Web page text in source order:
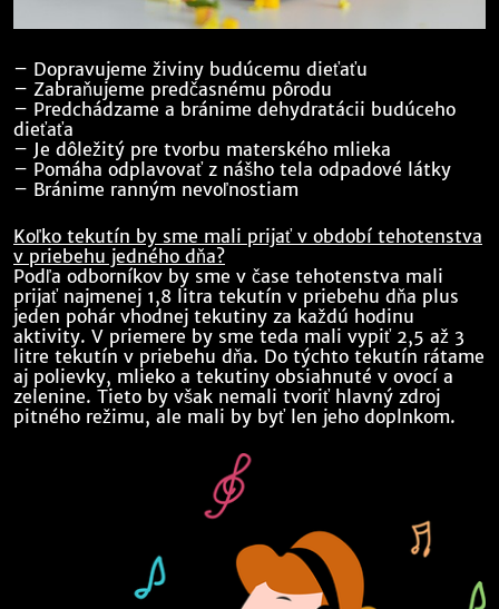
– Dopravujeme živiny budúcemu dieťaťu
– Zabraňujeme predčasnému pôrodu
– Predchádzame a bránime dehydratácii budúceho
dieťaťa
– Je dôležitý pre tvorbu materského mlieka
– Pomáha odplavovať z nášho tela odpadové látky
– Bránime ranným nevoľnostiam
Koľko tekutín by sme mali prijať v období tehotenstva
v priebehu jedného dňa?
Podľa odborníkov by sme v čase tehotenstva mali
prijať najmenej 1,8 litra tekutín v priebehu dňa plus
jeden pohár vhodnej tekutiny za každú hodinu
aktivity. V priemere by sme teda mali vypiť 2,5 až 3
litre tekutín v priebehu dňa. Do týchto tekutín rátame
aj polievky, mlieko a tekutiny obsiahnuté v ovocí a
zelenine. Tieto by však nemali tvoriť hlavný zdroj
pitného režimu, ale mali by byť len jeho doplnkom.